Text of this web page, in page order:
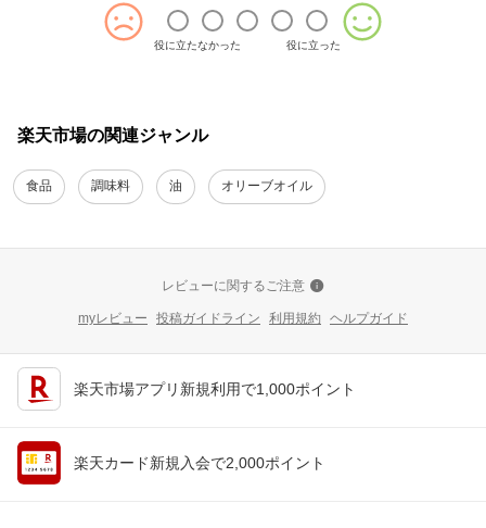
役に立たなかった 役に立った
楽天市場の関連ジャンル
食品 調味料 油 オリーブオイル
レビューに関するご注意
myレビュー 投稿ガイドライン 利用規約 ヘルプガイド
楽天市場アプリ新規利用で1,000ポイント
楽天カード新規入会で2,000ポイント